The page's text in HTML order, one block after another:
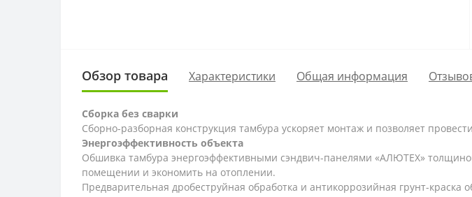
Обзор товара Характеристики Общая информация
Сборка без сварки
Сборно-разборная конструкция тамбура ускоряет монтаж и позволяет
Энергоэффективность объекта
Обшивка тамбура энергоэффективными сэндвич-панелями «АЛЮТЕХ»
помещении и экономить на отоплении.
Предварительная дробеструйная обработка и антикоррозийная грунт-